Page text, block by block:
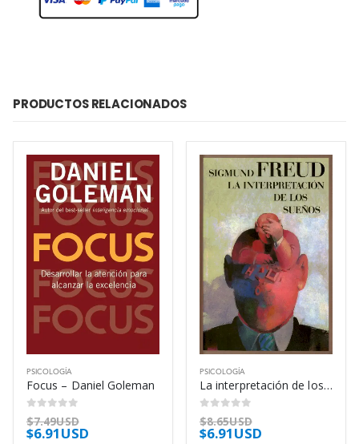
PRODUCTOS RELACIONADOS
PSICOLOGÍA
Focus – Daniel Goleman
0out of 5
$7.49USD
$6.91USD
PSICOLOGÍA
La interpretación de los sueños – Sigmund Freud
0out of 5
$8.65USD
$6.91USD